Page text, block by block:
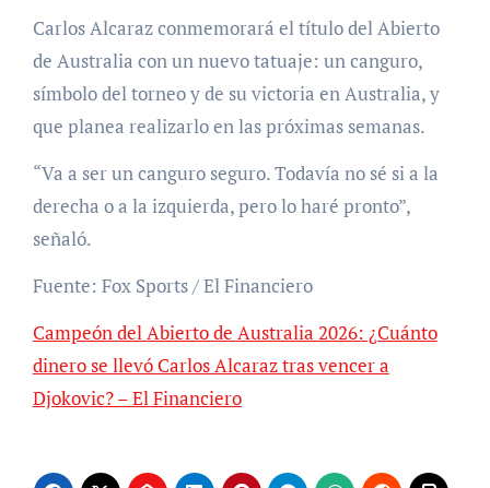
Carlos Alcaraz conmemorará el título del Abierto
de Australia con un nuevo tatuaje: un canguro,
símbolo del torneo y de su victoria en Australia, y
que planea realizarlo en las próximas semanas.
“Va a ser un canguro seguro. Todavía no sé si a la
derecha o a la izquierda, pero lo haré pronto”,
señaló.
Fuente: Fox Sports / El Financiero
Campeón del Abierto de Australia 2026: ¿Cuánto
dinero se llevó Carlos Alcaraz tras vencer a
Djokovic? – El Financiero